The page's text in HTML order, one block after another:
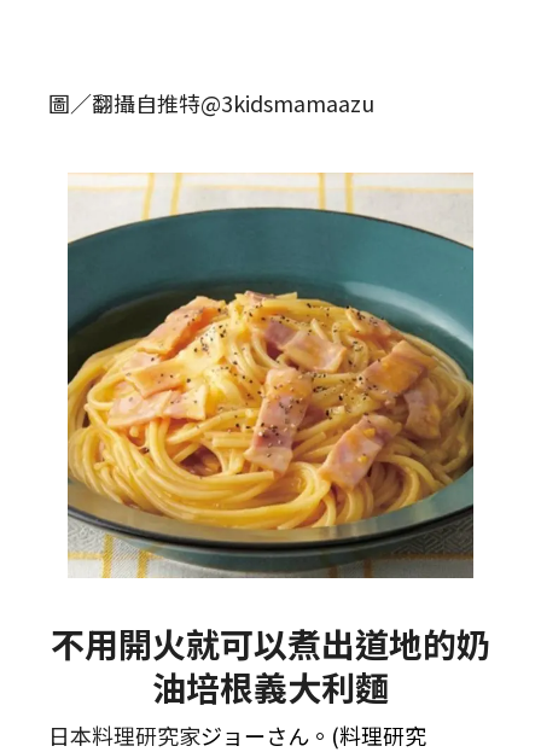
圖／翻攝自推特@3kidsmamaazu
不用開火就可以煮出道地的奶
油培根義大利麵
日本料理研究家ジョーさん。(料理研究